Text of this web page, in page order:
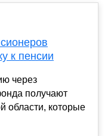
к пенсии
через
получают
области, которые